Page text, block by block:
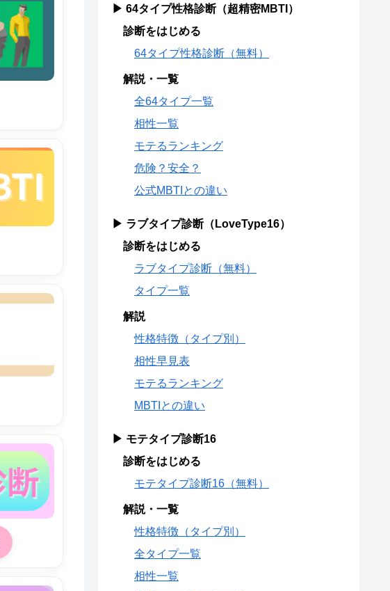
▶ 64タイプ性格診断（超精密MBTI）
診断をはじめる
64タイプ性格診断（無料）
解説・一覧
全64タイプ一覧
相性一覧
モテるランキング
危険？安全？
公式MBTIとの違い
▶ ラブタイプ診断（LoveType16）
診断をはじめる
ラブタイプ診断（無料）
タイプ一覧
解説
性格特徴（タイプ別）
相性早見表
モテるランキング
MBTIとの違い
▶ モテタイプ診断16
診断をはじめる
モテタイプ診断16（無料）
解説・一覧
性格特徴（タイプ別）
全タイプ一覧
相性一覧